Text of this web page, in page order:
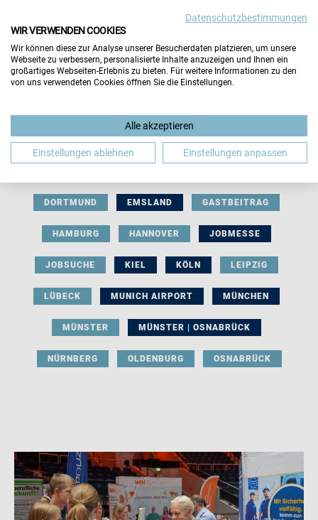
BERUFLICHE ORIENTIERUNG BEWERBUNG
DORTMUND EMSLAND GASTBEITRAG
HAMBURG HANNOVER JOBMESSE
JOBSUCHE KIEL KÖLN LEIPZIG
LÜBECK MUNICH AIRPORT MÜNCHEN
MÜNSTER MÜNSTER | OSNABRÜCK
NÜRNBERG OLDENBURG OSNABRÜCK
Datenschutzbestimmungen
WIR VERWENDEN COOKIES
Wir können diese zur Analyse unserer Besucherdaten platzieren, um unsere
Webseite zu verbessern, personalisierte Inhalte anzuzeigen und Ihnen ein
großartiges Webseiten-Erlebnis zu bieten. Für weitere Informationen zu den
von uns verwendeten Cookies öffnen Sie die Einstellungen.
Alle akzeptieren
Einstellungen ablehnen Einstellungen anpassen